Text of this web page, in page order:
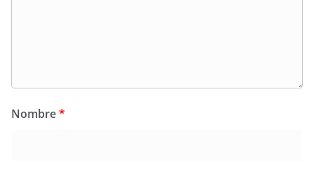
Nombre*